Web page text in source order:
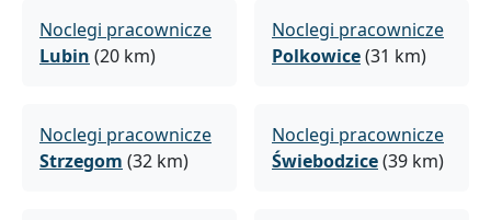
Noclegi pracownicze
Lubin (20 km)
Noclegi pracownicze
Polkowice(31 km)
Noclegi pracownicze
Strzegom (32 km)
Noclegi pracownicze
Świebodzice(39 km)